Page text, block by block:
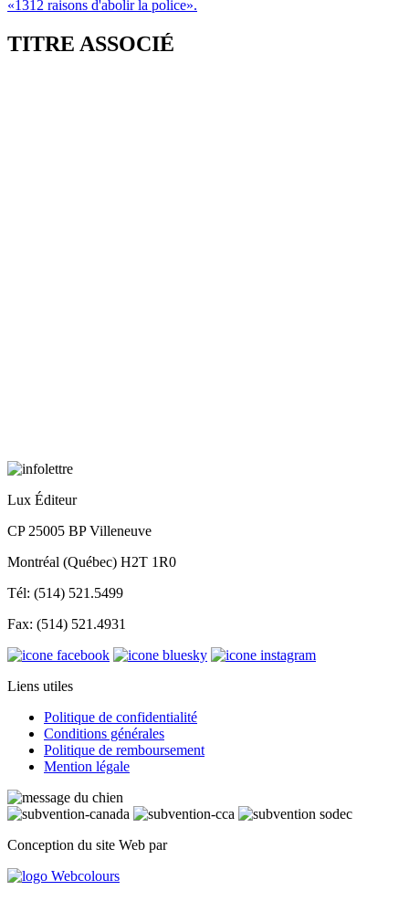
TITRE ASSOCIÉ
Lux Éditeur
CP 25005 BP Villeneuve
Montréal (Québec) H2T 1R0
Tél: (514) 521.5499
Fax: (514) 521.4931
Liens utiles
Politique de confidentialité
Conditions générales
Politique de remboursement
Mention légale
Conception du site Web par